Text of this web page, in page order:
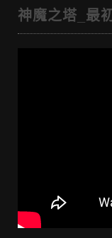
神魔之塔_最